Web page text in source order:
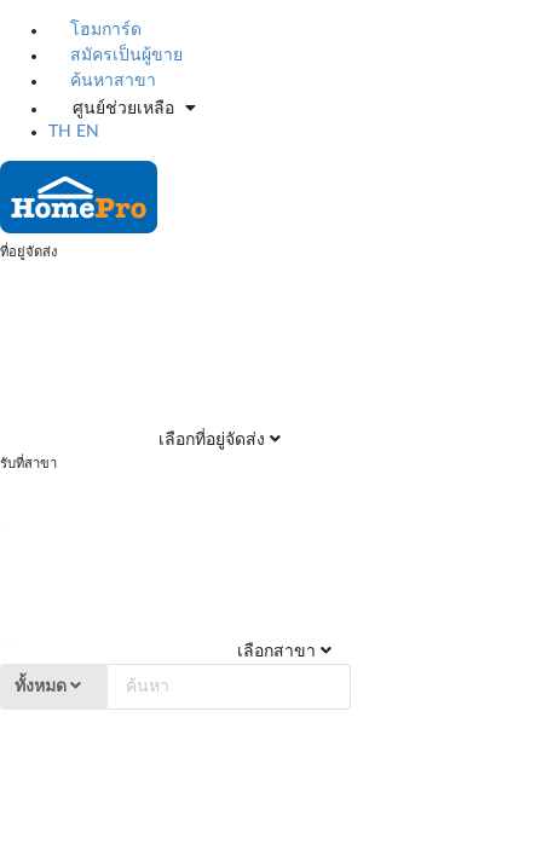
โฮมการ์ด
สมัครเป็นผู้ขาย
ค้นหาสาขา
ศูนย์ช่วยเหลือ
TH
EN
ที่อยู่จัดส่ง
เลือกที่อยู่จัดส่ง
รับที่สาขา
เลือกสาขา
ทั้งหมด